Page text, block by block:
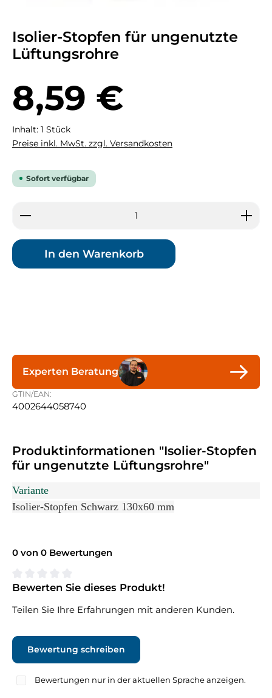
Isolier-Stopfen für ungenutzte
Lüftungsrohre
8,59 €
Inhalt: 1 Stück
Preise inkl. MwSt. zzgl. Versandkosten
Sofort verfügbar
Produkt Anzahl: Gib den gewünschten Wert
In den Warenkorb
Experten Beratung
GTIN/EAN:
4002644058740
Produktinformationen "Isolier-Stopfen
für ungenutzte Lüftungsrohre"
Variante
Isolier-Stopfen Schwarz 130x60 mm
0 von 0 Bewertungen
Durchschnittliche Bewertung von 0 von 5 Sternen
Bewerten Sie dieses Produkt!
Teilen Sie Ihre Erfahrungen mit anderen Kunden.
Bewertung schreiben
Bewertungen nur in der aktuellen Sprache anzeigen.